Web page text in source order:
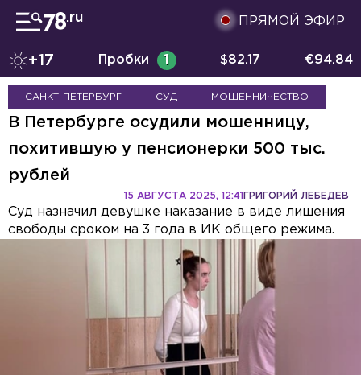
ПРЯМОЙ ЭФИР
+17 Пробки 1 $82.17 €94.84
САНКТ-ПЕТЕРБУРГ СУД МОШЕННИЧЕСТВО
В Петербурге осудили мошенницу,
похитившую у пенсионерки 500 тыс.
рублей
ГРИГОРИЙ ЛЕБЕДЕВ
15 АВГУСТА 2025, 12:41
Суд назначил девушке наказание в виде лишения
свободы сроком на 3 года в ИК общего режима.